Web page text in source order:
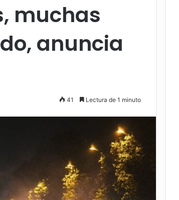
muchas
anuncia
41 Lectura de 1 minuto